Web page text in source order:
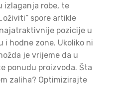
izlaganja robe, te
spore artikle
pozicije u
i hodne zone. Ukoliko ni
je vrijeme da u
ponudu proizvoda. Šta
zaliha? Optimizirajte